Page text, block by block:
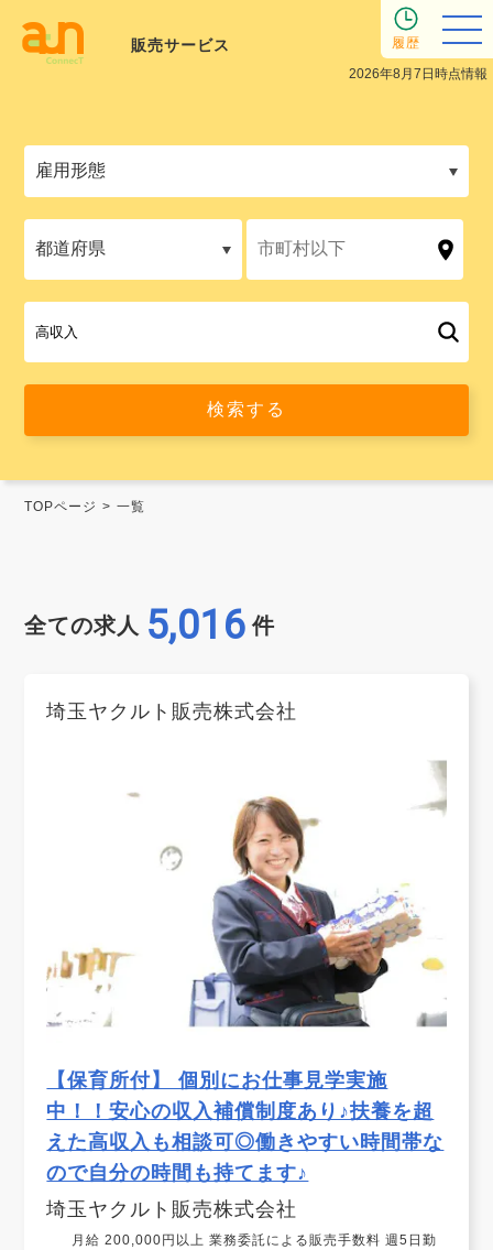
販売サービス
2026年8月7日時点情報
履歴
TOPページ 一覧
全ての求人 5,016 件
埼玉ヤクルト販売株式会社
【保育所付】 個別にお仕事見学実施
中！！安心の収入補償制度あり♪扶養を超
えた高収入も相談可◎働きやすい時間帯な
ので自分の時間も持てます♪
埼玉ヤクルト販売株式会社
月給 200,000円以上 業務委託による販売手数料 週5日勤